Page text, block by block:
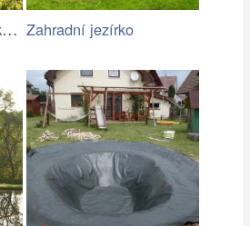
Asijské Zahradní jezírko s kameny Zahradní jezírko